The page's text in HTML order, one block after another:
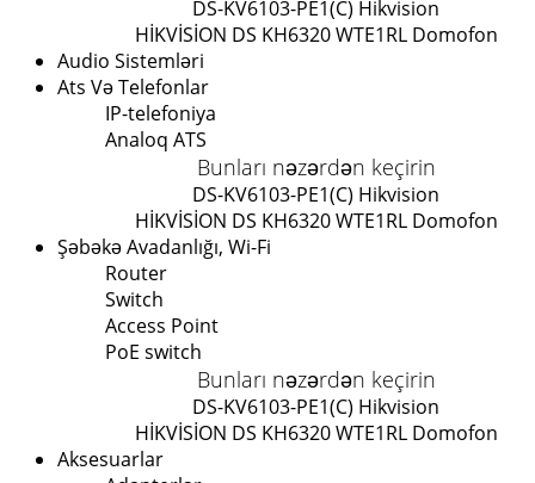
DS-KV6103-PE1(C) Hikvision
HİKVİSİON DS KH6320 WTE1RL Domofon
Audio Sistemləri
Ats Və Telefonlar
IP-telefoniya
Analoq ATS
Bunları nəzərdən keçirin
DS-KV6103-PE1(C) Hikvision
HİKVİSİON DS KH6320 WTE1RL Domofon
Şəbəkə Avadanlığı, Wi-Fi
Router
Switch
Access Point
PoE switch
Bunları nəzərdən keçirin
DS-KV6103-PE1(C) Hikvision
HİKVİSİON DS KH6320 WTE1RL Domofon
Aksesuarlar